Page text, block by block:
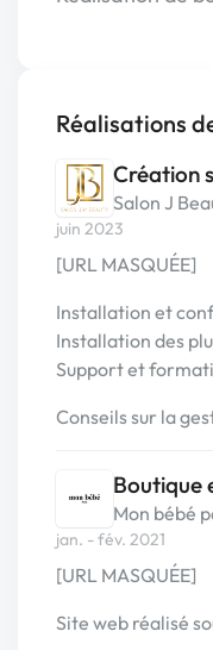
Réalisations
Création
Salon J
juin 2023
[URL MASQUÉE]
Installation et
Installation des
Support et
Conseils sur la
Boutique
Mon bébé
jan. - fév. 2021
[URL MASQUÉE]
Site web réalisé